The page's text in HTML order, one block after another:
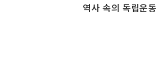
역사 속의 독립운